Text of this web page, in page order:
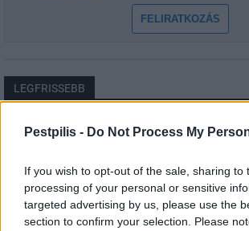
Pestpilis - Do Not Process My
If you wish to opt-out of the sale, sharing to
processing of your personal or sensitive
targeted advertising by us, please use the
section to confirm your selection. Please
FELIRATKOZÁS
LEGFRISSEBB
Országos
Megérkezett az eső a
Helyi